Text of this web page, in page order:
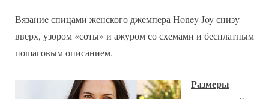
Honey
Joy
Вязание спицами женского джемпера Honey Joy снизу
вверх, узором «соты» и ажуром со схемами и бесплатным
пошаговым описанием.
Размеры